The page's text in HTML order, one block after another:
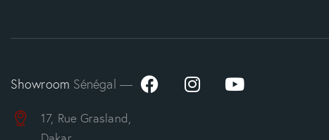
Showroom Sénégal —
17, Rue Grasland,